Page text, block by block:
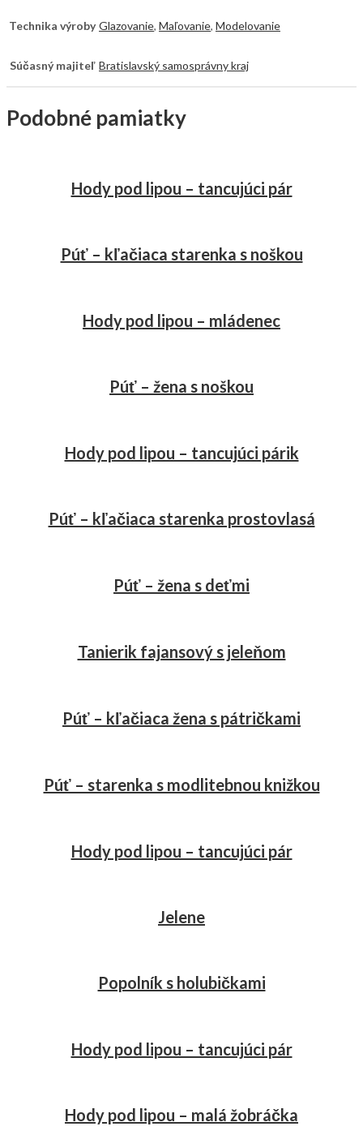
Technika výroby Glazovanie, Maľovanie, Modelovanie
Súčasný majiteľ Bratislavský samosprávny kraj
Podobné pamiatky
Hody pod lipou – tancujúci pár
Púť – kľačiaca starenka s noškou
Hody pod lipou – mládenec
Púť – žena s noškou
Hody pod lipou – tancujúci párik
Púť – kľačiaca starenka prostovlasá
Púť – žena s deťmi
Tanierik fajansový s jeleňom
Púť – kľačiaca žena s pátričkami
Púť – starenka s modlitebnou knižkou
Hody pod lipou – tancujúci pár
Jelene
Popolník s holubičkami
Hody pod lipou – tancujúci pár
Hody pod lipou – malá žobráčka